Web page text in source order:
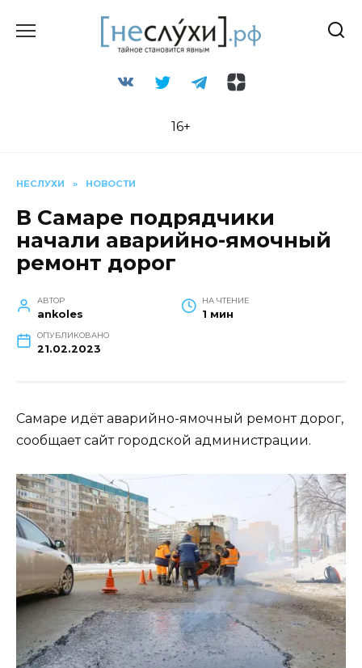
16+
НЕСЛУХИ » НОВОСТИ
В Самаре подрядчики
начали аварийно-ямочный
ремонт дорог
АВТОР
ankoles
НА ЧТЕНИЕ
1 мин
ОПУБЛИКОВАНО
21.02.2023
Самаре идёт аварийно-ямочный ремонт дорог,
сообщает сайт городской администрации.